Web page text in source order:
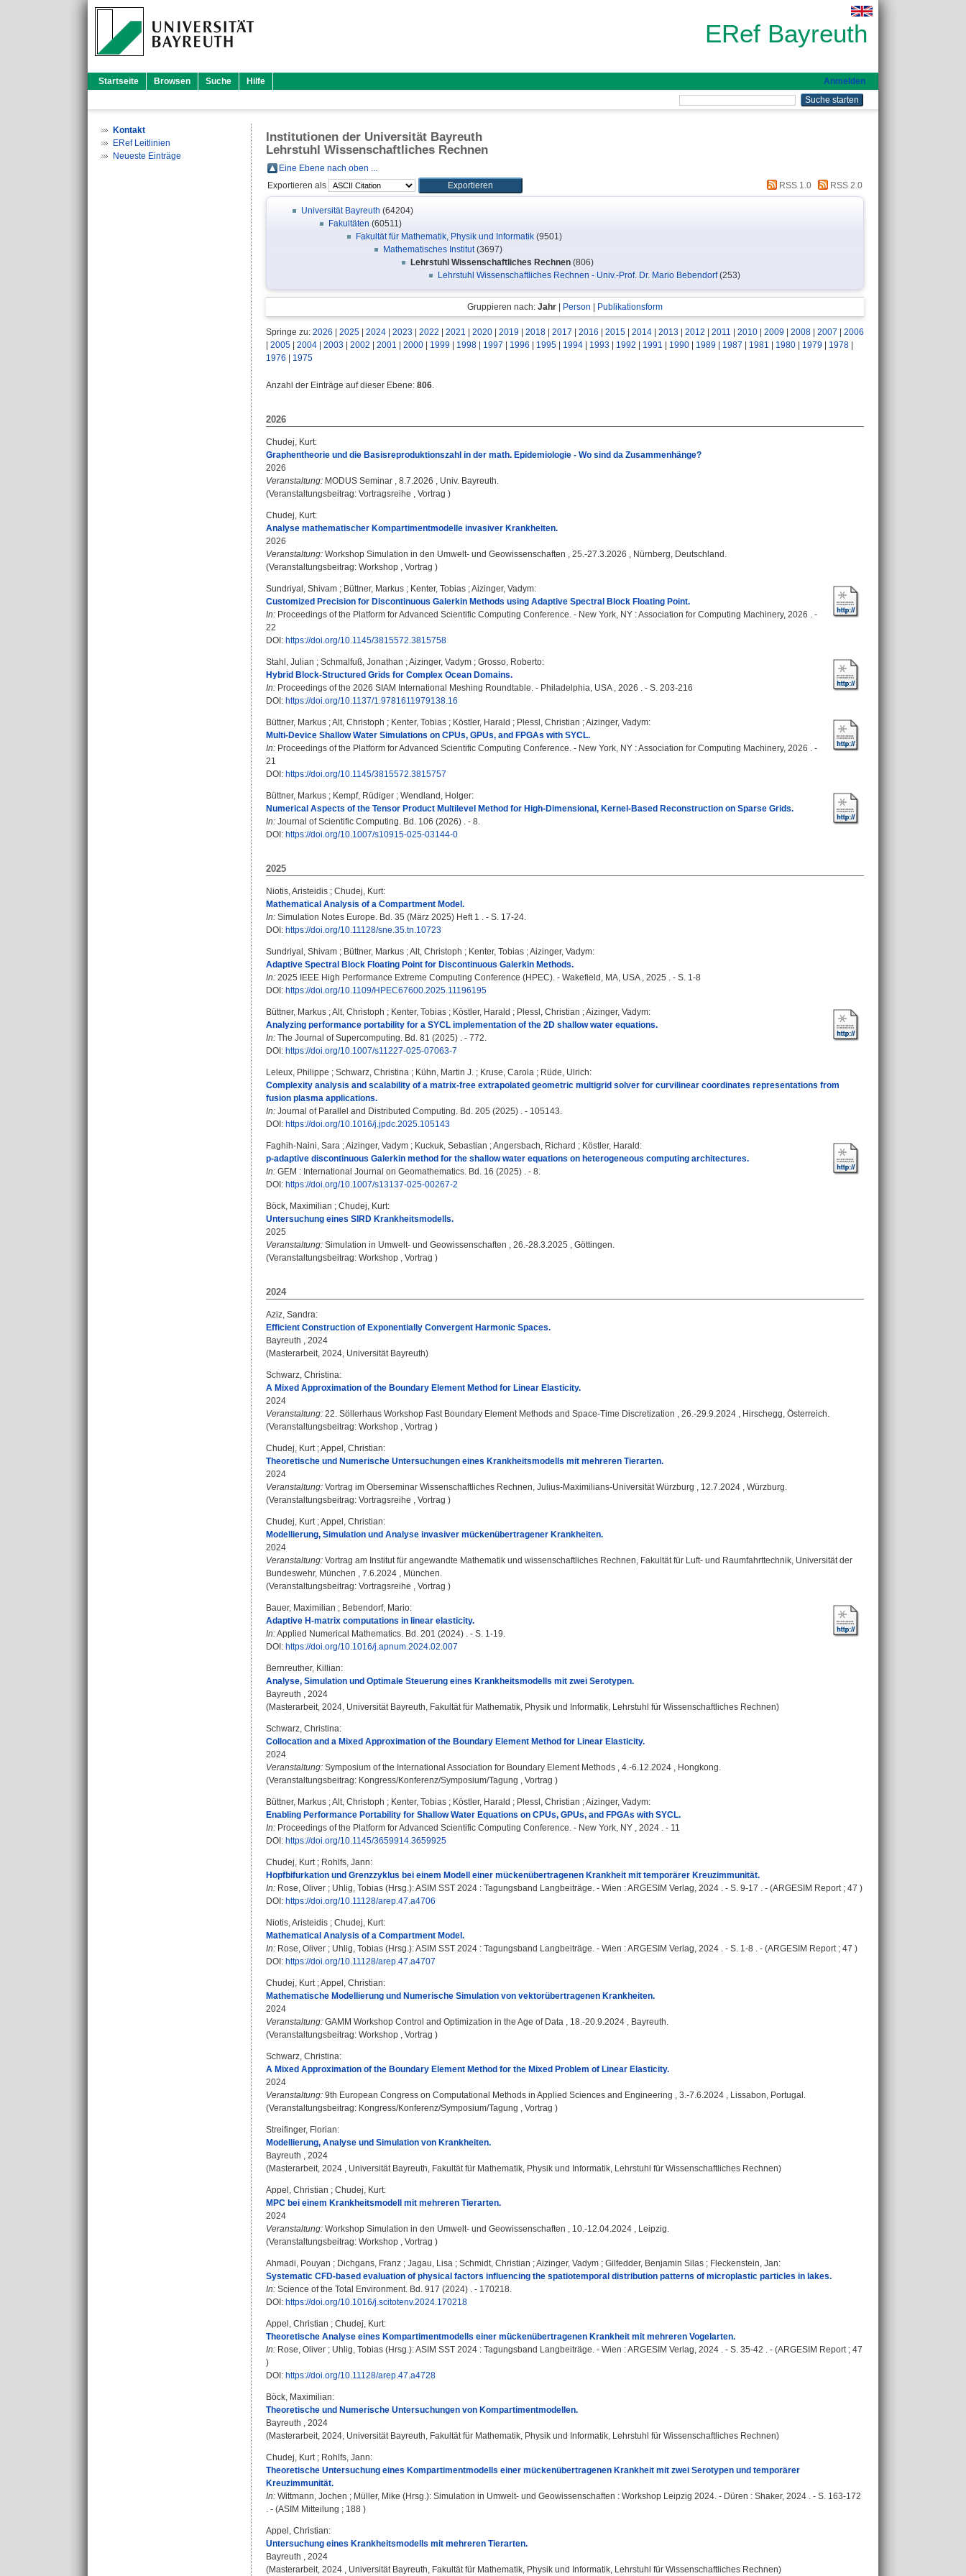
ERef Bayreuth
Startseite Browsen Suche Hilfe Anmelden
Kontakt
ERef Leitlinien
Neueste Einträge
Institutionen der Universität Bayreuth
Lehrstuhl Wissenschaftliches Rechnen
Eine Ebene nach oben ...
Exportieren als
RSS 1.0 RSS 2.0
Universität Bayreuth (64204)
Fakultäten (60511)
Fakultät für Mathematik, Physik und Informatik (9501)
Mathematisches Institut(3697)
Lehrstuhl Wissenschaftliches Rechnen (806)
Lehrstuhl Wissenschaftliches Rechnen - Univ.-Prof. Dr. Mario Bebendorf(253)
Gruppieren nach: Jahr Person Publikationsform
Springe zu: 2026 2025 2024 2023 2022 2021 2020 2019 2018 2017 2016 2015 2014 2013 2012 2011 2010 2009 2008 2007
2006
2005 2004 2003 2002 2001 2000 1999 1998 1997 1996 1995 1994 1993 1992 1991 1990 1989 1987 1981 1980 1979 1978
1976
1975
Anzahl der Einträge auf dieser Ebene: 806.
2026
Chudej, Kurt:
Graphentheorie und die Basisreproduktionszahl in der math. Epidemiologie - Wo sind da Zusammenhänge?
2026
Veranstaltung: MODUS Seminar , 8.7.2026 , Univ. Bayreuth.
(Veranstaltungsbeitrag: Vortragsreihe , Vortrag )
Chudej, Kurt:
Analyse mathematischer Kompartimentmodelle invasiver Krankheiten.
2026
Veranstaltung: Workshop Simulation in den Umwelt- und Geowissenschaften , 25.-27.3.2026 , Nürnberg, Deutschland.
(Veranstaltungsbeitrag: Workshop , Vortrag )
Sundriyal, Shivam ; Büttner, Markus ; Kenter, Tobias ;Aizinger, Vadym:
Customized Precision for Discontinuous Galerkin Methods using Adaptive Spectral Block Floating Point.
In: Proceedings of the Platform for Advanced Scientific Computing Conference. - New York, NY : Association for Computing Machinery, 2026 . -
22
DOI: https://doi.org/10.1145/3815572.3815758
Stahl, Julian ; Schmalfuß, Jonathan ;Aizinger, Vadym ; Grosso, Roberto:
Hybrid Block-Structured Grids for Complex Ocean Domains.
In: Proceedings of the 2026 SIAM International Meshing Roundtable. - Philadelphia, USA , 2026 . - S. 203-216
DOI: https://doi.org/10.1137/1.9781611979138.16
Büttner, Markus ;Alt, Christoph ; Kenter, Tobias ; Köstler, Harald ; Plessl, Christian ;Aizinger, Vadym:
Multi-Device Shallow Water Simulations on CPUs, GPUs, and FPGAs with SYCL.
In: Proceedings of the Platform for Advanced Scientific Computing Conference. - New York, NY : Association for Computing Machinery, 2026 . -
21
DOI: https://doi.org/10.1145/3815572.3815757
Büttner, Markus ; Kempf, Rüdiger ; Wendland, Holger:
Numerical Aspects of the Tensor Product Multilevel Method for High-Dimensional, Kernel-Based Reconstruction on Sparse Grids.
In: Journal of Scientific Computing. Bd. 106 (2026) . - 8.
DOI: https://doi.org/10.1007/s10915-025-03144-0
2025
Niotis, Aristeidis ; Chudej, Kurt:
Mathematical Analysis of a Compartment Model.
In: Simulation Notes Europe. Bd. 35 (März 2025) Heft 1 . - S. 17-24.
DOI: https://doi.org/10.11128/sne.35.tn.10723
Sundriyal, Shivam ; Büttner, Markus ;Alt, Christoph ; Kenter, Tobias ;Aizinger, Vadym:
Adaptive Spectral Block Floating Point for Discontinuous Galerkin Methods.
In: 2025 IEEE High Performance Extreme Computing Conference (HPEC). - Wakefield, MA, USA , 2025 . - S. 1-8
DOI: https://doi.org/10.1109/HPEC67600.2025.11196195
Büttner, Markus ;Alt, Christoph ; Kenter, Tobias ; Köstler, Harald ; Plessl, Christian ;Aizinger, Vadym:
Analyzing performance portability for a SYCL implementation of the 2D shallow water equations.
In: The Journal of Supercomputing. Bd. 81 (2025) . - 772.
DOI: https://doi.org/10.1007/s11227-025-07063-7
Leleux, Philippe ; Schwarz, Christina ; Kühn, Martin J. ; Kruse, Carola ; Rüde, Ulrich:
Complexity analysis and scalability of a matrix-free extrapolated geometric multigrid solver for curvilinear coordinates representations from
fusion plasma applications.
In: Journal of Parallel and Distributed Computing. Bd. 205 (2025) . - 105143.
DOI: https://doi.org/10.1016/j.jpdc.2025.105143
Faghih-Naini, Sara ;Aizinger, Vadym ; Kuckuk, Sebastian ;Angersbach, Richard ; Köstler, Harald :
p-adaptive discontinuous Galerkin method for the shallow water equations on heterogeneous computing architectures.
In: GEM : International Journal on Geomathematics. Bd. 16 (2025) . - 8.
DOI: https://doi.org/10.1007/s13137-025-00267-2
Böck, Maximilian ; Chudej, Kurt:
Untersuchung eines SIRD Krankheitsmodells.
2025
Veranstaltung: Simulation in Umwelt- und Geowissenschaften , 26.-28.3.2025 , Göttingen.
(Veranstaltungsbeitrag: Workshop , Vortrag )
2024
Aziz, Sandra:
Efficient Construction of Exponentially Convergent Harmonic Spaces.
Bayreuth , 2024
(Masterarbeit, 2024, Universität Bayreuth)
Schwarz, Christina:
A Mixed Approximation of the Boundary Element Method for Linear Elasticity.
2024
Veranstaltung: 22. Söllerhaus Workshop Fast Boundary Element Methods and Space-Time Discretization , 26.-29.9.2024 , Hirschegg, Österreich.
(Veranstaltungsbeitrag: Workshop , Vortrag )
Chudej, Kurt;Appel, Christian:
Theoretische und Numerische Untersuchungen eines Krankheitsmodells mit mehreren Tierarten.
2024
Veranstaltung: Vortrag im Oberseminar Wissenschaftliches Rechnen, Julius-Maximilians-Universität Würzburg , 12.7.2024 , Würzburg.
(Veranstaltungsbeitrag: Vortragsreihe , Vortrag )
Chudej, Kurt;Appel, Christian:
Modellierung, Simulation und Analyse invasiver mückenübertragener Krankheiten.
2024
Veranstaltung: Vortrag am Institut für angewandte Mathematik und wissenschaftliches Rechnen, Fakultät für Luft- und Raumfahrttechnik, Universität der
Bundeswehr, München , 7.6.2024 , München.
(Veranstaltungsbeitrag: Vortragsreihe , Vortrag )
Bauer, Maximilian ; Bebendorf, Mario:
Adaptive H-matrix computations in linear elasticity.
In:Applied Numerical Mathematics. Bd. 201 (2024) . - S. 1-19.
DOI: https://doi.org/10.1016/j.apnum.2024.02.007
Bernreuther, Killian:
Analyse, Simulation und Optimale Steuerung eines Krankheitsmodells mit zwei Serotypen.
Bayreuth , 2024
(Masterarbeit, 2024, Universität Bayreuth, Fakultät für Mathematik, Physik und Informatik, Lehrstuhl für Wissenschaftliches Rechnen)
Schwarz, Christina:
Collocation and a Mixed Approximation of the Boundary Element Method for Linear Elasticity.
2024
Veranstaltung: Symposium of the International Association for Boundary Element Methods , 4.-6.12.2024 , Hongkong.
(Veranstaltungsbeitrag: Kongress/Konferenz/Symposium/Tagung , Vortrag )
Büttner, Markus ;Alt, Christoph ; Kenter, Tobias ; Köstler, Harald ; Plessl, Christian ;Aizinger, Vadym:
Enabling Performance Portability for Shallow Water Equations on CPUs, GPUs, and FPGAs with SYCL.
In: Proceedings of the Platform for Advanced Scientific Computing Conference. - New York, NY , 2024 . - 11
DOI: https://doi.org/10.1145/3659914.3659925
Chudej, Kurt; Rohlfs, Jann:
Hopfbifurkation und Grenzzyklus bei einem Modell einer mückenübertragenen Krankheit mit temporärer Kreuzimmunität.
In: Rose, Oliver ; Uhlig, Tobias (Hrsg.): ASIM SST 2024 : Tagungsband Langbeiträge. - Wien : ARGESIM Verlag, 2024 . - S. 9-17 . - (ARGESIM Report ; 47 )
DOI: https://doi.org/10.11128/arep.47.a4706
Niotis, Aristeidis ; Chudej, Kurt:
Mathematical Analysis of a Compartment Model.
In: Rose, Oliver ; Uhlig, Tobias (Hrsg.): ASIM SST 2024 : Tagungsband Langbeiträge. - Wien : ARGESIM Verlag, 2024 . - S. 1-8 . - (ARGESIM Report ; 47 )
DOI: https://doi.org/10.11128/arep.47.a4707
Chudej, Kurt;Appel, Christian:
Mathematische Modellierung und Numerische Simulation von vektorübertragenen Krankheiten.
2024
Veranstaltung: GAMM Workshop Control and Optimization in the Age of Data , 18.-20.9.2024 , Bayreuth.
(Veranstaltungsbeitrag: Workshop , Vortrag )
Schwarz, Christina:
A Mixed Approximation of the Boundary Element Method for the Mixed Problem of Linear Elasticity.
2024
Veranstaltung: 9th European Congress on Computational Methods in Applied Sciences and Engineering , 3.-7.6.2024 , Lissabon, Portugal.
(Veranstaltungsbeitrag: Kongress/Konferenz/Symposium/Tagung , Vortrag )
Streifinger, Florian:
Modellierung, Analyse und Simulation von Krankheiten.
Bayreuth , 2024
(Masterarbeit, 2024 , Universität Bayreuth, Fakultät für Mathematik, Physik und Informatik, Lehrstuhl für Wissenschaftliches Rechnen)
Appel, Christian ; Chudej, Kurt:
MPC bei einem Krankheitsmodell mit mehreren Tierarten.
2024
Veranstaltung: Workshop Simulation in den Umwelt- und Geowissenschaften , 10.-12.04.2024 , Leipzig.
(Veranstaltungsbeitrag: Workshop , Vortrag )
Ahmadi, Pouyan ; Dichgans, Franz ; Jagau, Lisa ; Schmidt, Christian ;Aizinger, Vadym ; Gilfedder, Benjamin Silas ; Fleckenstein, Jan:
Systematic CFD-based evaluation of physical factors influencing the spatiotemporal distribution patterns of microplastic particles in lakes.
In: Science of the Total Environment. Bd. 917 (2024) . - 170218.
DOI: https://doi.org/10.1016/j.scitotenv.2024.170218
Appel, Christian ; Chudej, Kurt:
Theoretische Analyse eines Kompartimentmodells einer mückenübertragenen Krankheit mit mehreren Vogelarten.
In: Rose, Oliver ; Uhlig, Tobias (Hrsg.): ASIM SST 2024 : Tagungsband Langbeiträge. - Wien : ARGESIM Verlag, 2024 . - S. 35-42 . - (ARGESIM Report ; 47
)
DOI: https://doi.org/10.11128/arep.47.a4728
Böck, Maximilian:
Theoretische und Numerische Untersuchungen von Kompartimentmodellen.
Bayreuth , 2024
(Masterarbeit, 2024, Universität Bayreuth, Fakultät für Mathematik, Physik und Informatik, Lehrstuhl für Wissenschaftliches Rechnen)
Chudej, Kurt; Rohlfs, Jann:
Theoretische Untersuchung eines Kompartimentmodells einer mückenübertragenen Krankheit mit zwei Serotypen und temporärer
Kreuzimmunität.
In: Wittmann, Jochen ; Müller, Mike (Hrsg.): Simulation in Umwelt- und Geowissenschaften : Workshop Leipzig 2024. - Düren : Shaker, 2024 . - S. 163-172
. - (ASIM Mitteilung ; 188 )
Appel, Christian:
Untersuchung eines Krankheitsmodells mit mehreren Tierarten.
Bayreuth , 2024
(Masterarbeit, 2024 , Universität Bayreuth, Fakultät für Mathematik, Physik und Informatik, Lehrstuhl für Wissenschaftliches Rechnen)